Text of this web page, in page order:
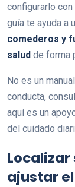
configurarlo
guía te ayuda a
comederos y
salud de forma
No es un
conducta,
aquí es un
del cuidado
ajustar